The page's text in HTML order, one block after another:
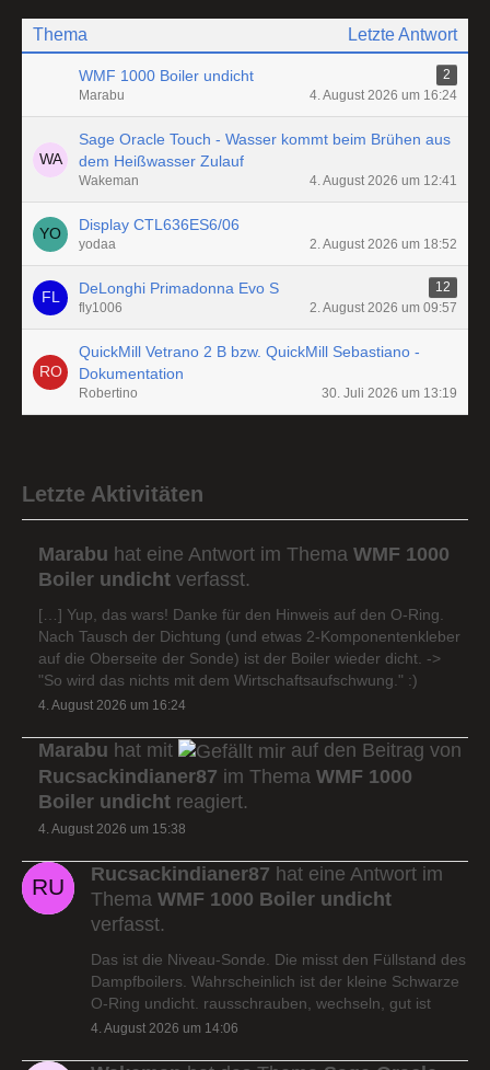
Thema Letzte Antwort
WMF 1000 Boiler undicht
2
Marabu
4. August 2026 um 16:24
Sage Oracle Touch - Wasser kommt beim Brühen aus
dem Heißwasser Zulauf
Wakeman 4. August 2026 um 12:41
Display CTL636ES6/06
yodaa 2. August 2026 um 18:52
DeLonghi Primadonna Evo S
12
fly1006
2. August 2026 um 09:57
QuickMill Vetrano 2 B bzw. QuickMill Sebastiano -
Dokumentation
Robertino 30. Juli 2026 um 13:19
Letzte Aktivitäten
Marabu hat eine Antwort im Thema WMF 1000
Boiler undicht verfasst.
[…] Yup, das wars! Danke für den Hinweis auf den O-Ring.
Nach Tausch der Dichtung (und etwas 2-Komponentenkleber
auf die Oberseite der Sonde) ist der Boiler wieder dicht. ->
"So wird das nichts mit dem Wirtschaftsaufschwung." :)
4. August 2026 um 16:24
Marabu hat mit
auf den Beitrag von
Rucsackindianer87 im Thema WMF 1000
Boiler undicht reagiert.
4. August 2026 um 15:38
Rucsackindianer87 hat eine Antwort im
Thema WMF 1000 Boiler undicht
verfasst.
Das ist die Niveau-Sonde. Die misst den Füllstand des
Dampfboilers. Wahrscheinlich ist der kleine Schwarze
O-Ring undicht. rausschrauben, wechseln, gut ist
4. August 2026 um 14:06